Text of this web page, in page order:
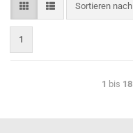
Sortieren nach
1
1 bis 18